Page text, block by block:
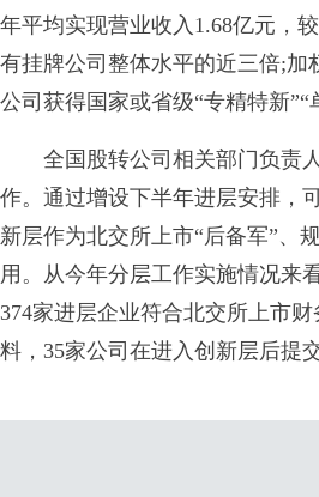
年平均实现营业收入1.68亿元，
有挂牌公司整体水平的近三倍;加
公司获得国家或省级“专精特新”“
全国股转公司相关部门负责人
作。通过增设下半年进层安排，
新层作为北交所上市“后备军”、
用。从今年分层工作实施情况来
374家进层企业符合北交所上市
料，35家公司在进入创新层后提